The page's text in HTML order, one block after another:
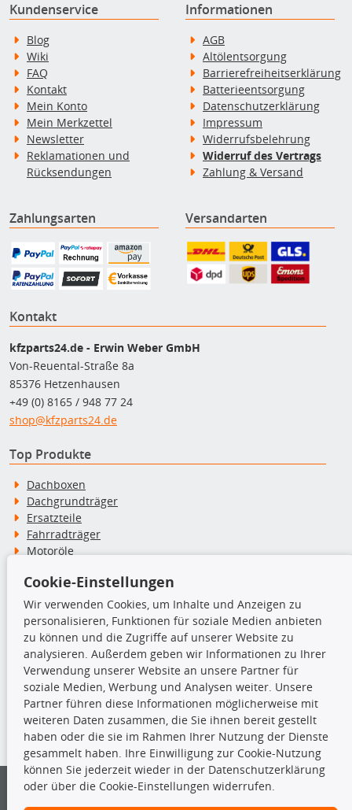
Kundenservice
Blog
Wiki
FAQ
Kontakt
Mein Konto
Mein Merkzettel
Newsletter
Reklamationen und
Rücksendungen
Informationen
AGB
Altölentsorgung
Barrierefreiheitserklärung
Batterieentsorgung
Datenschutzerklärung
Impressum
Widerrufsbelehrung
Widerruf des Vertrags
Zahlung & Versand
Zahlungsarten Versandarten
Kontakt
kfzparts24.de - Erwin Weber GmbH
Von-Reuental-Straße 8a
85376 Hetzenhausen
+49 (0) 8165 / 948 77 24
shop@kfzparts24.de
Top Produkte
Dachboxen
Dachgrundträger
Ersatzteile
Fahrradträger
Motoröle
Schneeketten
TecDoc Inside
Die hier angezeigten Daten insbesondere die gesamte Datenbank dürfen
nicht kopiert werden.
Es ist zu unterlassen, die Daten oder die gesamte Datenbank ohne
vorherige Zustimmung von TecDoc zu vervielfältigen, zu verbreiten
und/oder diese Handlungen durch Dritte ausführen zu lassen. Ein
Cookie-Einstellungen
Wir verwenden Cookies, um Inhalte und Anzeigen zu
personalisieren, Funktionen für soziale Medien anbieten
zu können und die Zugriffe auf unserer Website zu
analysieren. Außerdem geben wir Informationen zu Ihrer
Verwendung unserer Website an unsere Partner für
soziale Medien, Werbung und Analysen weiter. Unsere
Partner führen diese Informationen möglicherweise mit
weiteren Daten zusammen, die Sie ihnen bereit gestellt
haben oder die sie im Rahmen Ihrer Nutzung der Dienste
gesammelt haben. Ihre Einwilligung zur Cookie-Nutzung
können Sie jederzeit wieder in der Datenschutzerklärung
oder über die Cookie-Einstellungen widerrufen.